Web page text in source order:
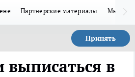
Партнерские материалы Мы в
Принять
в